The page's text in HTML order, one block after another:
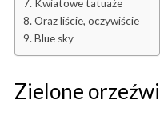
Kwiatowe tatuaże
Oraz liście, oczywiście
Blue sky
Zielone